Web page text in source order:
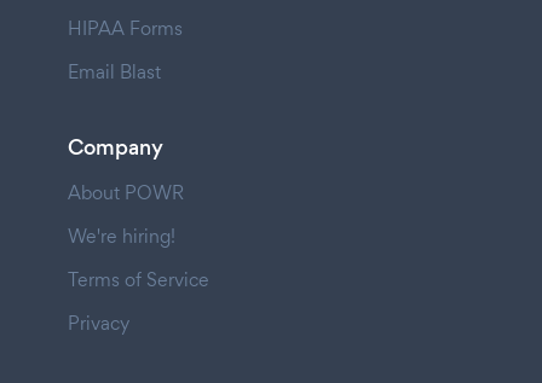
HIPAA Forms
Email Blast
Company
About POWR
We're hiring!
Terms of Service
Privacy